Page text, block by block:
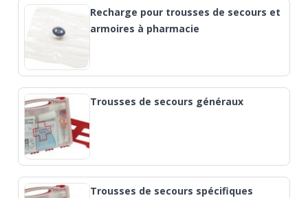
Recharge pour trousses de secours et
armoires à pharmacie
Trousses de secours généraux
Trousses de secours spécifiques